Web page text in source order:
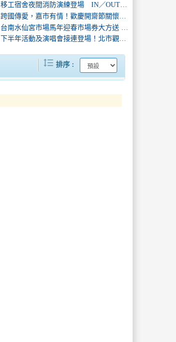
新北寵物友善空間調查開跑，推出寵物「金獎旅遊指南」
「屏東旅遊購GO節」5月超狂開跑 住宿就有機會中獎，月月抽百萬汽車！
萬豪萬楓酒店臺南科學園區動土啟航國際品牌插旗善化帶動臺南觀光與產業新動能
移工宿舍夜間消防演練登場 IN／OUT管制板提升救災效率
跨國傳愛，嘉市有情！歡慶開齋節關懷移工打造穆斯林友善城市
台南水仙宮市場馬年迎春市場券大方送 黃偉哲邀民眾新春辦年貨好運帶回家
下半年活動及演唱會接連登場！北市觀傳局加強查緝非法日租守護旅客住宿安全
format_line_spacing 排序